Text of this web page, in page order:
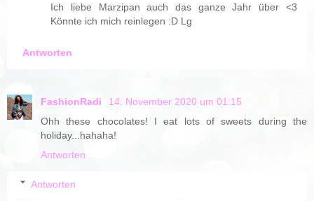
Ich liebe Marzipan auch das ganze Jahr über <3
Könnte ich mich reinlegen :D Lg
Antworten
FashionRadi
14. November 2020 um 01:15
Ohh these chocolates! I eat lots of sweets during the
holiday...hahaha!
Antworten
Antworten